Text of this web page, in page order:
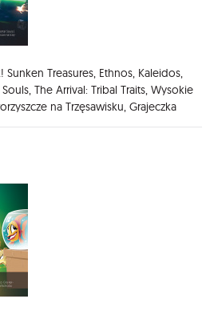
Sunken Treasures, Ethnos, Kaleidos,
The Arrival: Tribal Traits, Wysokie
na Trzęsawisku, Grajeczka